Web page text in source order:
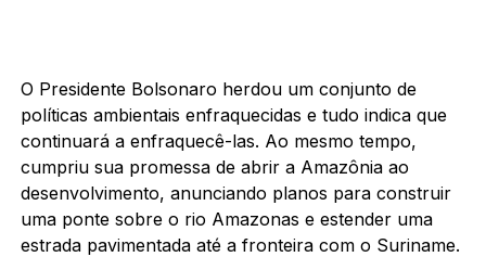
O Presidente Bolsonaro herdou um conjunto de
políticas ambientais enfraquecidas e tudo indica que
continuará a enfraquecê-las. Ao mesmo tempo,
cumpriu sua promessa de abrir a Amazônia ao
desenvolvimento, anunciando planos para construir
uma ponte sobre o rio Amazonas e estender uma
estrada pavimentada até a fronteira com o Suriname.